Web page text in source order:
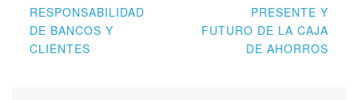
RESPONSABILIDAD
DE BANCOS Y
CLIENTES
PRESENTE Y
FUTURO DE LA CAJA
DE AHORROS